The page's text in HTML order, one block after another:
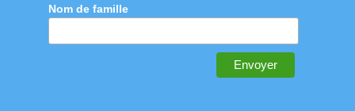
Nom de famille